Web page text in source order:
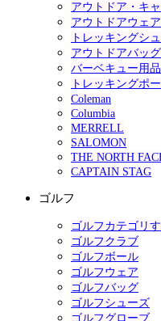
アウトドア・キ
アウトドアウェア
トレッキングシ
アウトドアバッグ
バーベキュー用品
トレッキングポ
Coleman
Columbia
MERRELL
SALOMON
THE NORTH
CAPTAIN STAG
ゴルフ
ゴルフカテゴリ
ゴルフクラブ
ゴルフボール
ゴルフウェア
ゴルフバッグ
ゴルフシューズ
ゴルフグローブ